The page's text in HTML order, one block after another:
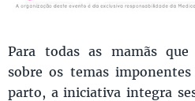
Para todas as mamãs que
sobre os temas
parto, a iniciativa integra